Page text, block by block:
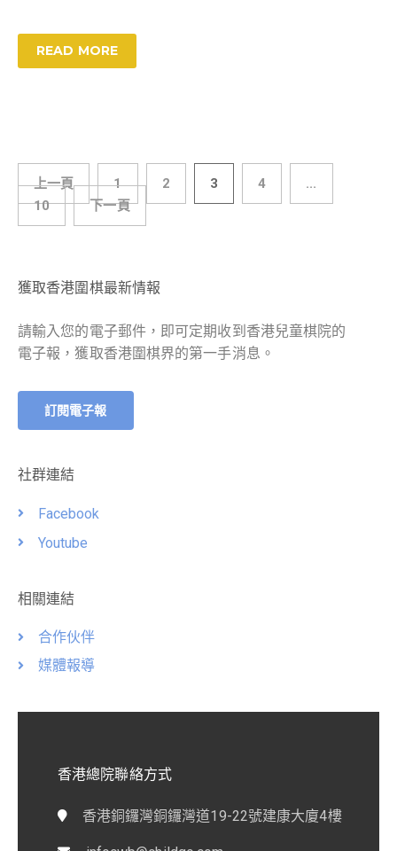
READ MORE
上一頁 1 2 3 4
...
10
下一頁
獲取香港圍棋最新情報
請輸入您的電子郵件，即可定期收到香港兒童棋院的
電子報，獲取香港圍棋界的第一手消息。
訂閱電子報
社群連結
Facebook
Youtube
相關連結
合作伙伴
媒體報導
香港總院聯絡方式
香港銅鑼灣銅鑼灣道19-22號建康大廈4樓